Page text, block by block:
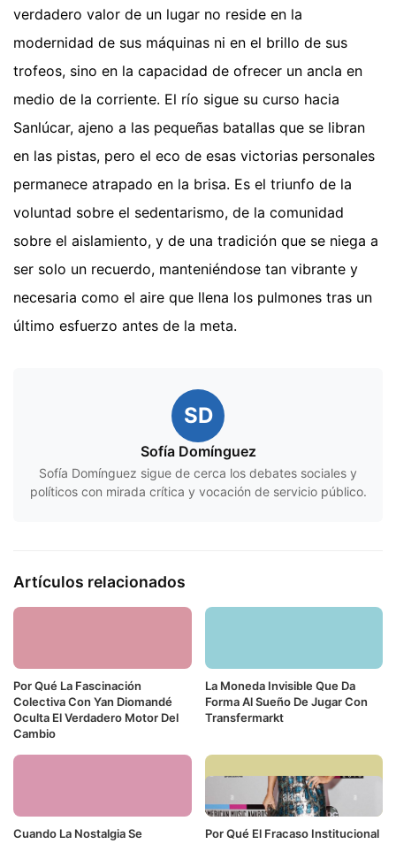
verdadero valor de un lugar no reside en la
modernidad de sus máquinas ni en el brillo de sus
trofeos, sino en la capacidad de ofrecer un ancla en
medio de la corriente. El río sigue su curso hacia
Sanlúcar, ajeno a las pequeñas batallas que se libran
en las pistas, pero el eco de esas victorias personales
permanece atrapado en la brisa. Es el triunfo de la
voluntad sobre el sedentarismo, de la comunidad
sobre el aislamiento, y de una tradición que se niega a
ser solo un recuerdo, manteniéndose tan vibrante y
necesaria como el aire que llena los pulmones tras un
último esfuerzo antes de la meta.
SD
Sofía Domínguez
Sofía Domínguez sigue de cerca los debates sociales y
políticos con mirada crítica y vocación de servicio público.
Artículos relacionados
Por Qué La Fascinación
Colectiva Con Yan Diomandé
Oculta El Verdadero Motor Del
Cambio
La Moneda Invisible Que Da
Forma Al Sueño De Jugar Con
Transfermarkt
Cuando La Nostalgia Se
Por Qué El Fracaso Institucional